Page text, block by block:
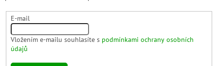
E-mail
Vložením e-mailu souhlasíte s podmínkami ochrany osobních
údajů